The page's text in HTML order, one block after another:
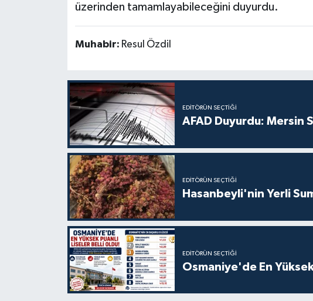
üzerinden tamamlayabileceğini duyurdu.
Muhabir: Resul Özdil
EDITÖRÜN SEÇTIĞI
AFAD Duyurdu: Mersin
EDITÖRÜN SEÇTIĞI
Hasanbeyli'nin Yerli
EDITÖRÜN SEÇTIĞI
Osmaniye'de En